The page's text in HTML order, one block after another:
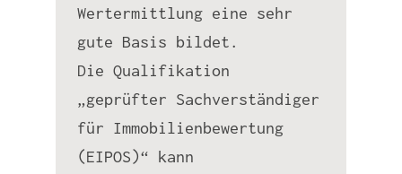
Wertermittlung eine sehr
gute Basis bildet.
Die Qualifikation
„geprüfter Sachverständiger
für Immobilienbewertung
(EIPOS)“ kann